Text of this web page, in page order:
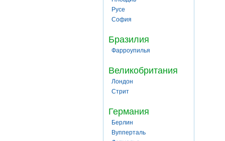
Русе
София
Бразилия
Фарроупилья
Великобритания
Лондон
Стрит
Германия
Берлин
Вупперталь